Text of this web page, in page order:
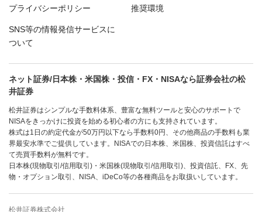
プライバシーポリシー 推奨環境
SNS等の情報発信サービスに
ついて
ネット証券/日本株・米国株・投信・FX・NISAなら証券会社の松
井証券
松井証券はシンプルな手数料体系、豊富な無料ツールと安心のサポートで
NISAをきっかけに投資を始める初心者の方にも支持されています。
株式は1日の約定代金が50万円以下なら手数料0円、その他商品の手数料も業
界最安水準でご提供しています。NISAでの日本株、米国株、投資信託はすべ
て売買手数料が無料です。
日本株(現物取引/信用取引)・米国株(現物取引/信用取引)、投資信託、FX、先
物・オプション取引、NISA、iDeCo等の各種商品をお取扱いしています。
松井証券株式会社